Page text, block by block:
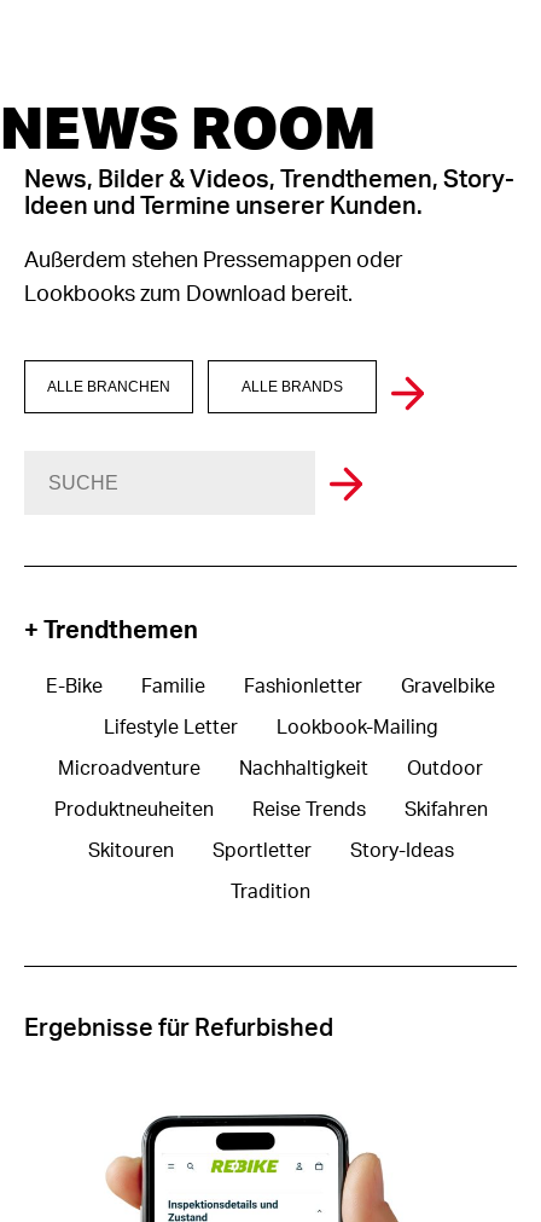
NEWS ROOM
News, Bilder & Videos, Trendthemen, Story-
Ideen und Termine unserer Kunden.
Außerdem stehen Pressemappen oder
Lookbooks zum Download bereit.
ALLE BRANCHEN ALLE BRANDS
+ Trendthemen
E-Bike Familie Fashionletter Gravelbike
Lifestyle Letter Lookbook-Mailing
Microadventure Nachhaltigkeit Outdoor
Produktneuheiten Reise Trends Skifahren
Skitouren Sportletter Story-Ideas
Tradition
Ergebnisse für Refurbished